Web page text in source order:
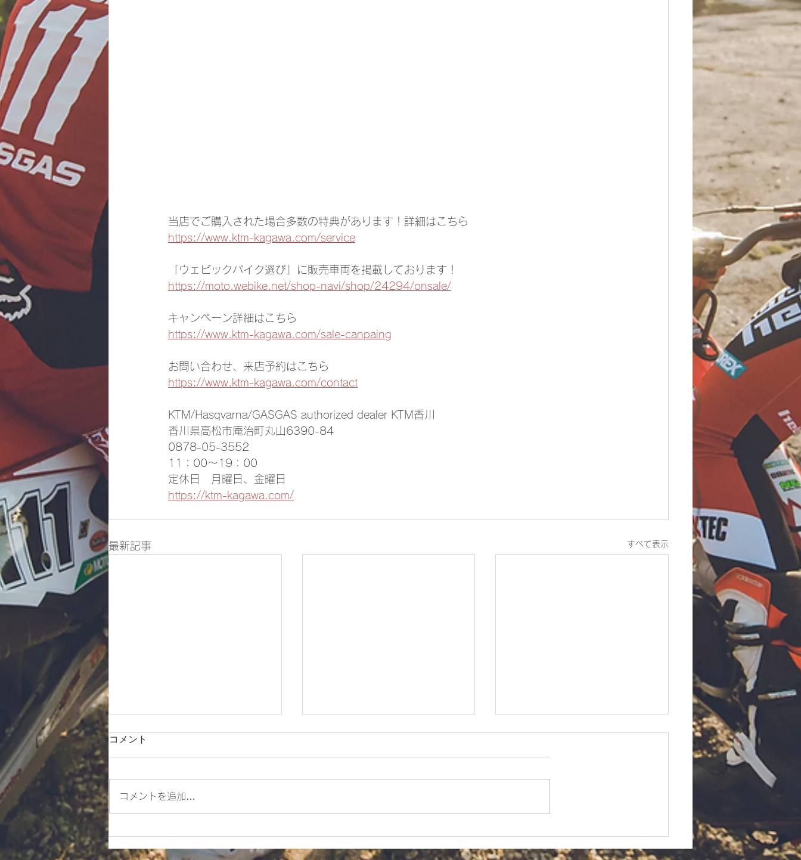
当店でご購入された場合多数の特典があります！詳細はこちら
https://www.ktm-kagawa.com/service
「ウェビックバイク選び」に販売車両を掲載しております！
https://moto.webike.net/shop-navi/shop/24294/onsale/
キャンペーン詳細はこちら
https://www.ktm-kagawa.com/sale-canpaing
お問い合わせ、来店予約はこちら
https://www.ktm-kagawa.com/contact
KTM/Hasqvarna/GASGAS authorized dealer KTM香川
香川県高松市庵治町丸山6390-84
0878-05-3552
11：00～19：00
定休日　月曜日、金曜日
https://ktm-kagawa.com/
最新記事 すべて表示
朝ツーリング❣
らせ！
車！
コメント
コメントを追加…